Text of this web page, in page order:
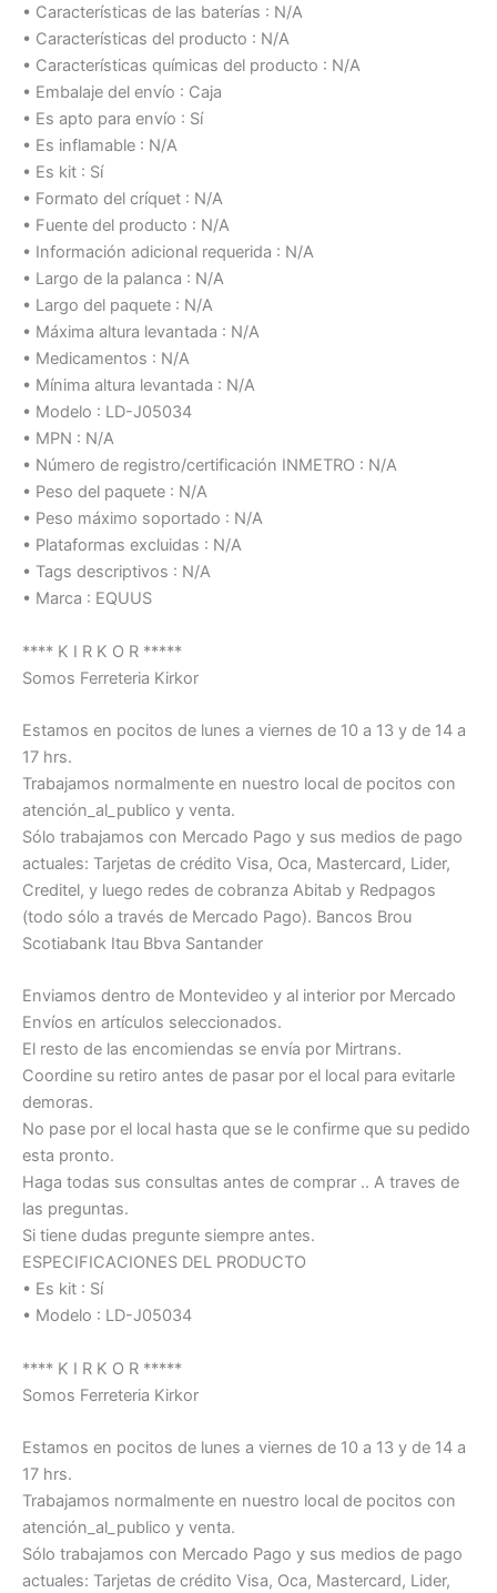
• Características de las baterías : N/A
• Características del producto : N/A
• Características químicas del producto : N/A
• Embalaje del envío : Caja
• Es apto para envío : Sí
• Es inflamable : N/A
• Es kit : Sí
• Formato del críquet : N/A
• Fuente del producto : N/A
• Información adicional requerida : N/A
• Largo de la palanca : N/A
• Largo del paquete : N/A
• Máxima altura levantada : N/A
• Medicamentos : N/A
• Mínima altura levantada : N/A
• Modelo : LD-J05034
• MPN : N/A
• Número de registro/certificación INMETRO : N/A
• Peso del paquete : N/A
• Peso máximo soportado : N/A
• Plataformas excluidas : N/A
• Tags descriptivos : N/A
• Marca : EQUUS
**** K I R K O R *****
Somos Ferreteria Kirkor
Estamos en pocitos de lunes a viernes de 10 a 13 y de 14 a
17 hrs.
Trabajamos normalmente en nuestro local de pocitos con
atención_al_publico y venta.
Sólo trabajamos con Mercado Pago y sus medios de pago
actuales: Tarjetas de crédito Visa, Oca, Mastercard, Lider,
Creditel, y luego redes de cobranza Abitab y Redpagos
(todo sólo a través de Mercado Pago). Bancos Brou
Scotiabank Itau Bbva Santander
Enviamos dentro de Montevideo y al interior por Mercado
Envíos en artículos seleccionados.
El resto de las encomiendas se envía por Mirtrans.
Coordine su retiro antes de pasar por el local para evitarle
demoras.
No pase por el local hasta que se le confirme que su pedido
esta pronto.
Haga todas sus consultas antes de comprar .. A traves de
las preguntas.
Si tiene dudas pregunte siempre antes.
ESPECIFICACIONES DEL PRODUCTO
• Es kit : Sí
• Modelo : LD-J05034
**** K I R K O R *****
Somos Ferreteria Kirkor
Estamos en pocitos de lunes a viernes de 10 a 13 y de 14 a
17 hrs.
Trabajamos normalmente en nuestro local de pocitos con
atención_al_publico y venta.
Sólo trabajamos con Mercado Pago y sus medios de pago
actuales: Tarjetas de crédito Visa, Oca, Mastercard, Lider,